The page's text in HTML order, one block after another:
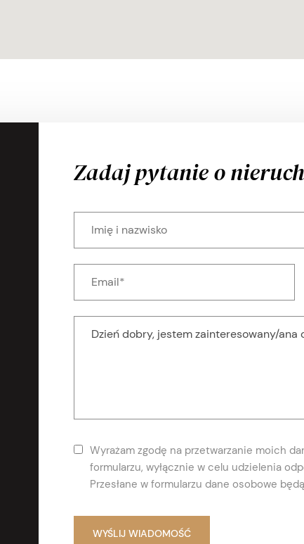
Zadaj pytanie o
Wyrażam zgodę na przetwarzanie moich
formularzu, wyłącznie w celu udzielenia
Przesłane w formularzu dane osobowe